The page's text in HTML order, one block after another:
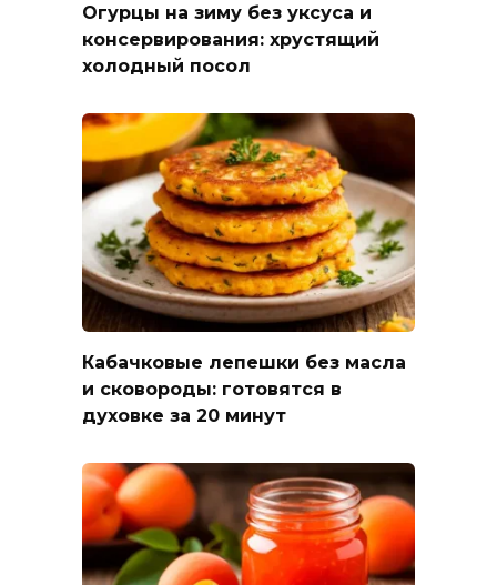
Огурцы на зиму без уксуса и
консервирования: хрустящий
холодный посол
Кабачковые лепешки без масла
и сковороды: готовятся в
духовке за 20 минут